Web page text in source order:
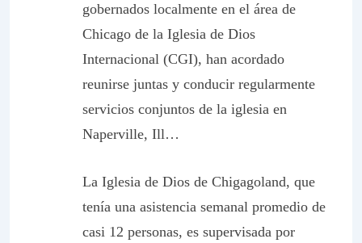
gobernados localmente en el área de
Chicago de la Iglesia de Dios
Internacional (CGI), han acordado
reunirse juntas y conducir regularmente
servicios conjuntos de la iglesia en
Naperville, Ill…
La Iglesia de Dios de Chigagoland, que
tenía una asistencia semanal promedio de
casi 12 personas, es supervisada por